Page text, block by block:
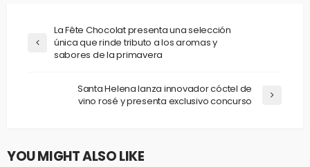
La Fête Chocolat presenta una selección
única que rinde tributo a los aromas y
sabores de la primavera
Santa Helena lanza innovador cóctel de
vino rosé y presenta exclusivo concurso
YOU MIGHT ALSO LIKE